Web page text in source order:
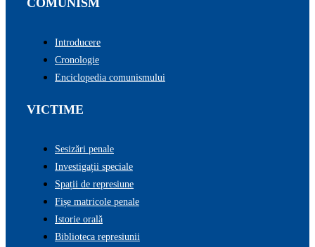
COMUNISM
Introducere
Cronologie
Enciclopedia comunismului
VICTIME
Sesizări penale
Investigații speciale
Spații de represiune
Fișe matricole penale
Istorie orală
Biblioteca represiunii